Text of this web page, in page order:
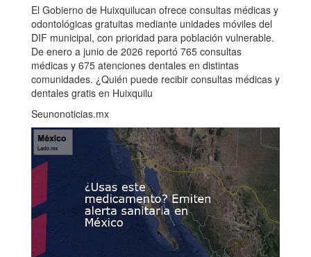
El Gobierno de Huixquilucan ofrece consultas médicas y
odontológicas gratuitas mediante unidades móviles del
DIF municipal, con prioridad para población vulnerable.
De enero a junio de 2026 reportó 765 consultas
médicas y 675 atenciones dentales en distintas
comunidades. ¿Quién puede recibir consultas médicas y
dentales gratis en Huixquilu
Seunonoticias.mx